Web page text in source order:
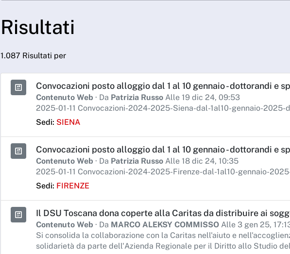
Risultati
1.087 Risultati per
Convocazioni posto alloggio dal 1 al 10 gennaio - dottorandi e
Contenuto Web · Da Patrizia Russo Alle 19 dic 24, 09:53
2025-01-11 Convocazioni-2024-2025-Siena-dal-1al10-gennaio-2025-
Sedi: SIENA
Convocazioni posto alloggio dal 1 al 10 gennaio - dottorandi e
Contenuto Web · Da Patrizia Russo Alle 18 dic 24, 10:35
2025-01-11 Convocazioni-2024-2025-Firenze-dal-1al10-gennaio-
Sedi: FIRENZE
Il DSU Toscana dona coperte alla Caritas da distribuire ai
Contenuto Web · Da MARCO ALEKSY COMMISSO Alle 3 gen 25,
Si consolida la collaborazione con la Caritas nell'aiuto e
solidarietà da parte dell'Azienda Regionale per il Diritto allo Studio